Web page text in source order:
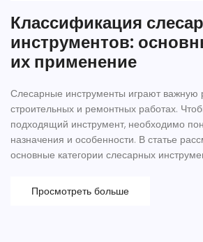
Классификация
инструментов:
их применение
Слесарные инструменты играют важную
строительных и ремонтных работах.
подходящий инструмент, необходимо
назначения и особенности. В статье
основные категории слесарных
помогут любому мастеру эффективно
Подойдет как для новичков, так и для
Просмотреть больше